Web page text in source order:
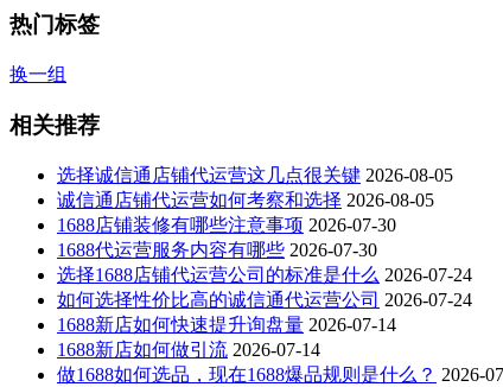
热门标签
换一组
相关推荐
选择诚信通店铺代运营这几点很关键 2026-08-05
诚信通店铺代运营如何考察和选择 2026-08-05
1688店铺装修有哪些注意事项 2026-07-30
1688代运营服务内容有哪些 2026-07-30
选择1688店铺代运营公司的标准是什么 2026-07-24
如何选择性价比高的诚信通代运营公司 2026-07-24
1688新店如何快速提升询盘量 2026-07-14
1688新店如何做引流 2026-07-14
做1688如何选品，现在1688爆品规则是什么？ 2026-